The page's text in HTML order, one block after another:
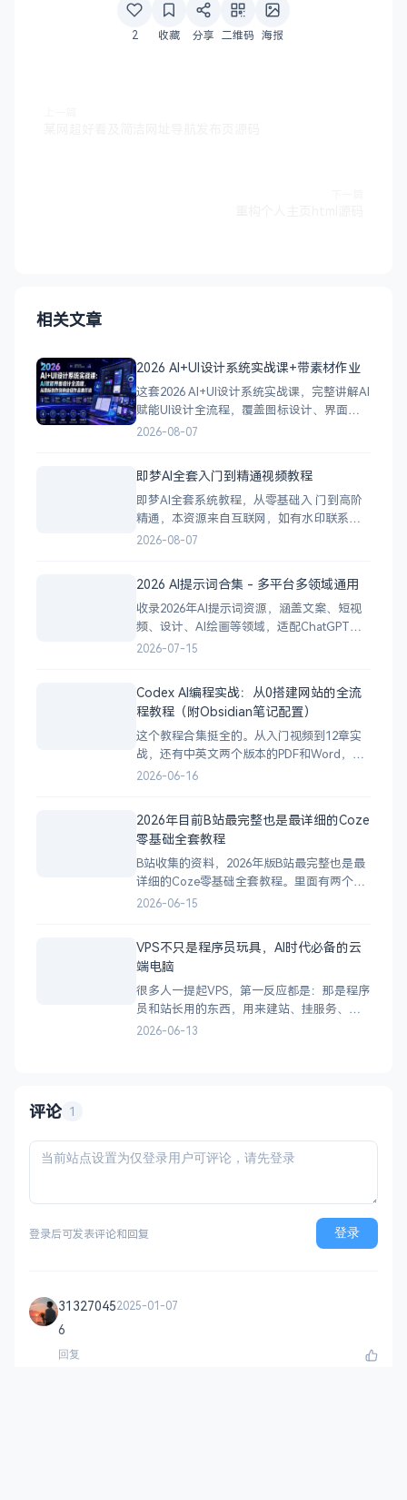
2 收藏 分享 二维码 海报
相关文章
2026 AI+UI设计系统实战课+带素材作业
这套2026 AI+UI设计系统实战课，完整讲解AI
赋能UI设计全流程，覆盖图标设计、界面实
操、IP形象打造、徽章体系、B端界面、运营
出稿、设定视觉风格，同时讲解作品集包
装、面试笔试题应对思路，帮助学员打造商
业级求职作品集
2026-08-07
即梦AI全套入门到精通视频教程
即梦AI全套系统教程，从零基础入 门到高阶
精通，本资源来自互联网，如有水印联系方
式， 请不要相信， 谨防诈骗，一切后果自行
2026-08-07
2026 AI提示词合集 - 多平台多领域通用
收录2026年AI提示词资源，涵盖文案、短视
频、设计、AI绘画等领域，适配ChatGPT、
Claude、文心一言、Midjourney等工具，即
领域 文案写作 短视频脚本 平面
2026-07-15
Codex AI编程实战：从0搭建网站的全流
程教程（附Obsidian笔记配置）
这个教程合集挺全的。从入门视频到12章实
战，还有中英文两个版本的PDF和Word，学
习Codex基本上能覆盖到。 我按步骤跟着操
&nbsp;
2026-06-16
2026年目前B站最完整也是最详细的Coze
零基础全套教程
B站收集的资料，2026年版B站最完整也是最
详细的Coze零基础全套教程。里面有两个
包，两张图片对应两个包： 一、4小时快速
基础教程，一口气学会！AI_大模型_Coze教
程 二、入门级扣子Coze实战教程，a
2026-06-15
VPS不只是程序员玩具，AI时代必备的云
端电脑
很多人一提起VPS，第一反应都是：那是程序
员和站长用的东西，用来建站、挂服务、跑
脚本。 但用过一段时间之后你会发现——
2026-06-13
评论 1
登录后可发表评论和回复 登录
313270452025-01-07
6
回复